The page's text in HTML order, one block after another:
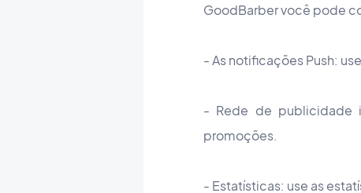
GoodBarber você pode
- As notificações Push:
- Rede de publicidade
promoções.
- Estatísticas: use as